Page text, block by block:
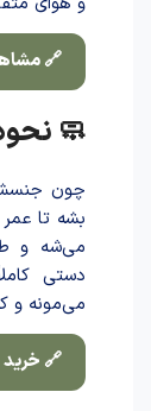
🔗
🧼
چون
بشه تا
می‌شه و
دستی
می‌مونه و
🔗